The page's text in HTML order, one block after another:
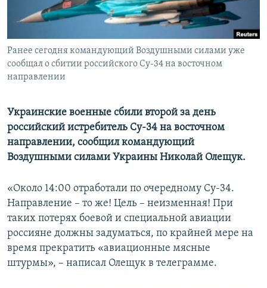
ELIFBE
Все сайты RFE/RL
Ранее сегодня командующий Воздушными силами уже
сообщал о сбитии российского Су-34 на восточном
направлении
Украинские военные сбили второй за день
российский истребитель Су-34 на восточном
направлении, сообщил командующий
Воздушными силами Украины Николай Олещук.
«Около 14:00 отработали по очередному Су-34.
Направление – то же! Цель – неизменная! При
таких потерях боевой и специальной авиации
россияне должны задуматься, по крайней мере на
время прекратить «авиационные мясные
штурмы», – написал Олещук в телеграмме.